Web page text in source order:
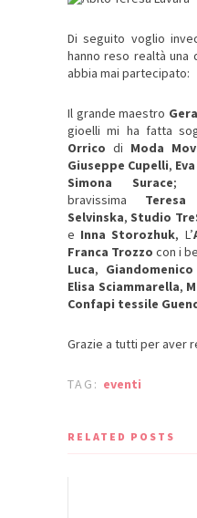
Di seguito voglio
hanno reso realtà una
abbia mai partecipato:
Il grande maestro
gioelli mi ha fatta
Orrico di Moda
Giuseppe Cupelli,
Simona Surace;
bravissima Teresa
Selvinska,Studio
e Inna Storozhuk, L’
Franca Trozzo con i
Luca,
Elisa Sciammarella,
Confapi tessile
Grazie a tutti per aver
TAG: eventi
RELATED POSTS